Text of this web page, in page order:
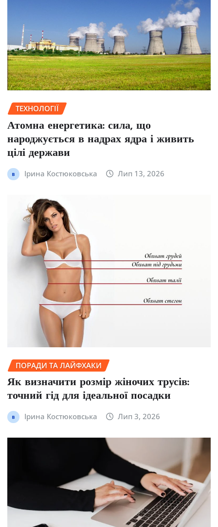
ТЕХНОЛОГІЇ
Атомна енергетика: сила, що
народжується в надрах ядра і живить
цілі держави
Ірина Костюковська Лип 13, 2026
ПОРАДИ ТА ЛАЙФХАКИ
Як визначити розмір жіночих трусів:
точний гід для ідеальної посадки
Ірина Костюковська Лип 3, 2026